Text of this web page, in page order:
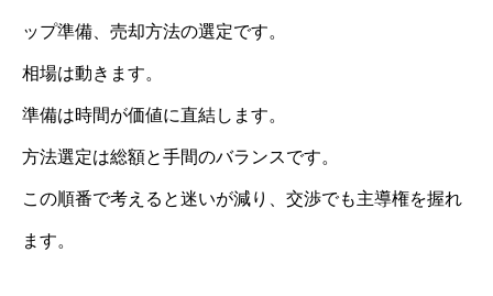
ップ準備、売却方法の選定です。
相場は動きます。
準備は時間が価値に直結します。
方法選定は総額と手間のバランスです。
この順番で考えると迷いが減り、交渉でも主導権を握れ
ます。